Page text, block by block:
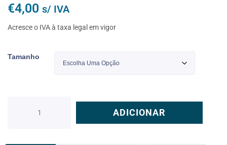
€4,00 s/ IVA
Acresce o IVA à taxa legal em vigor
Tamanho
ADICIONAR